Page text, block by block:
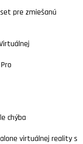
pre zmiešanú
chýba
virtuálnej reality s